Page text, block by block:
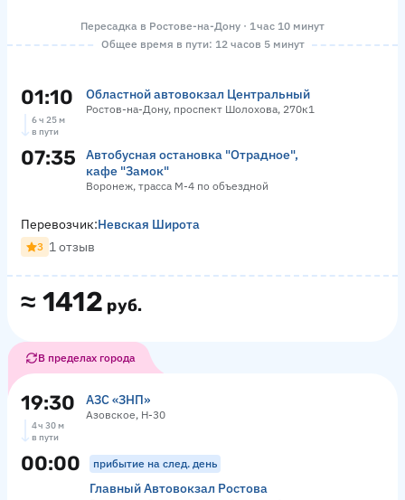
Пересадка в Ростове-на-Дону · 1 час 10 минут
Общее время в пути: 12 часов 5 минут
01:10 Областной автовокзал Центральный
Ростов-на-Дону, проспект Шолохова, 270к1
6 ч 25 м
в пути
07:35
Автобусная остановка "Отрадное",
кафе "Замок"
Воронеж, трасса М-4 по объездной
≈ 1412 руб.
Перевозчик:Невская Широта
3 1 отзыв
В пределах города
19:30 АЗС «ЗНП»
Азовское, Н-30
4 ч 30 м
в пути
00:00 прибытие на след. день
Главный Автовокзал Ростова